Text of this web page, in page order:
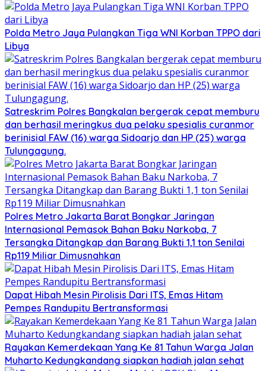
Polda Metro Jaya Pulangkan Tiga WNI Korban TPPO dari
Libya
Satreskrim Polres Bangkalan bergerak cepat memburu
dan berhasil meringkus dua pelaku spesialis curanmor
berinisial FAW (16) warga Sidoarjo dan HP (25) warga
Tulungagung.
Polres Metro Jakarta Barat Bongkar Jaringan
Internasional Pemasok Bahan Baku Narkoba, 7
Tersangka Ditangkap dan Barang Bukti 1,1 ton Senilai
Rp119 Miliar Dimusnahkan
Dapat Hibah Mesin Pirolisis Dari ITS, Emas Hitam
Pempes Randupitu Bertransformasi
Rayakan Kemerdekaan Yang Ke 81 Tahun Warga Jalan
Muharto Kedungkandang siapkan hadiah jalan sehat